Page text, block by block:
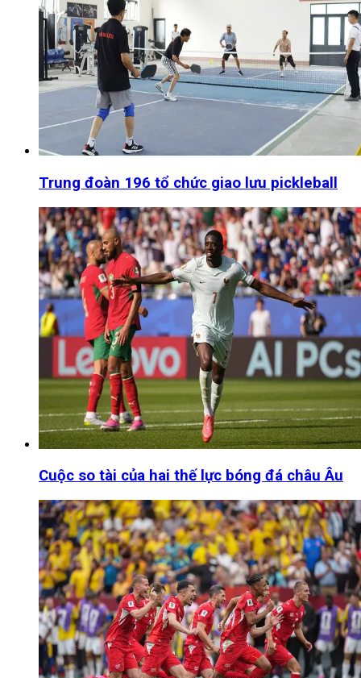
Trung đoàn 196 tổ chức giao lưu pickleball
Cuộc so tài của hai thế lực bóng đá châu Âu